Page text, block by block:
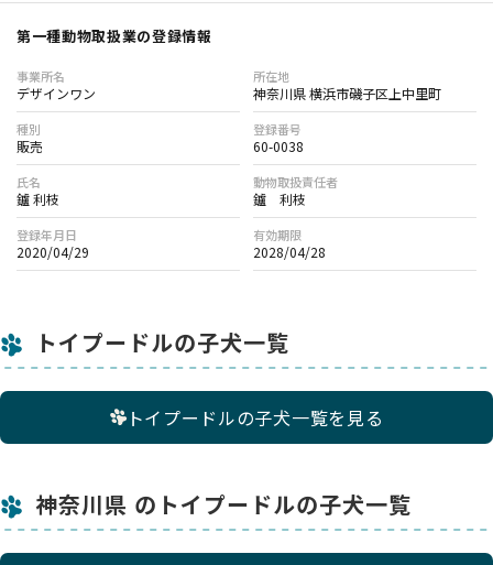
第一種動物取扱業の登録情報
事業所名
デザインワン
所在地
神奈川県 横浜市磯子区上中里町
種別
販売
登録番号
60-0038
氏名
鑪 利枝
動物取扱責任者
鑪 利枝
登録年月日
2020/04/29
有効期限
2028/04/28
トイプードルの子犬一覧
トイプードルの子犬一覧を見る
神奈川県 のトイプードルの子犬一覧